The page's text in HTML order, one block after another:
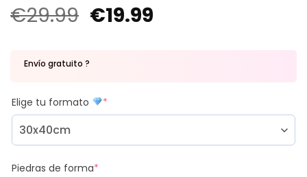
€29.99 €19.99
Envío gratuito ?
Elige tu formato *
Piedras de forma*